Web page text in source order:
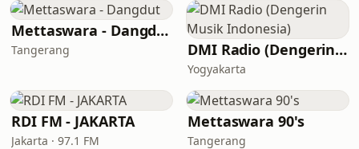
Mettaswara - Dangdut
Tangerang DMI Radio (Dengerin Musik Indonesia)
Yogyakarta
RDI FM - JAKARTA
Jakarta · 97.1 FM
Mettaswara 90's
Tangerang